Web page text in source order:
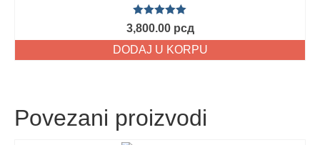
Ocenjeno
sa5.00 od
5
3,800.00 рсд
DODAJ U KORPU
Povezani proizvodi